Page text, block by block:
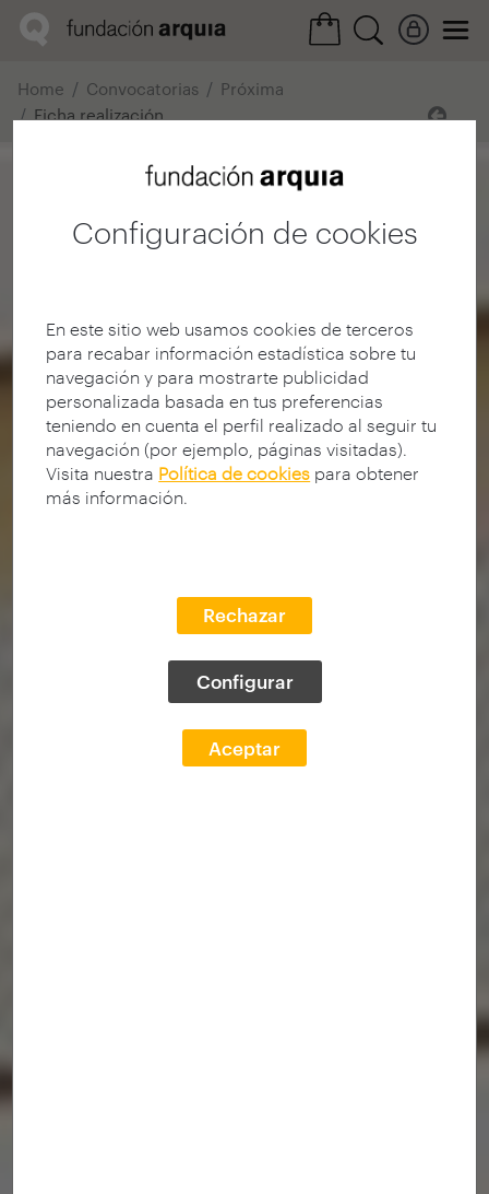
Configuración de cookies
En este sitio web usamos cookies de terceros
para recabar información estadística sobre tu
navegación y para mostrarte publicidad
personalizada basada en tus preferencias
teniendo en cuenta el perfil realizado al seguir tu
navegación (por ejemplo, páginas visitadas).
Visita nuestra Política de cookies para obtener
más información.
Rechazar
Configurar
Aceptar
Home Convocatorias
Próxima
Ficha realización